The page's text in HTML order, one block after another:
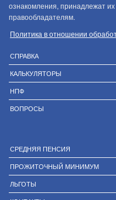
ознакомления, принадлежат
правообладателям.
Политика в отношении
СПРАВКА
КАЛЬКУЛЯТОРЫ
НПФ
ВОПРОСЫ
СРЕДНЯЯ ПЕНСИЯ
ПРОЖИТОЧНЫЙ МИНИМУМ
ЛЬГОТЫ